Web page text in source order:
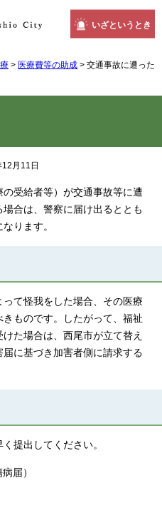
いざというとき
> 医療費等の助成 > 交通事故に遭った
月11日
受給者等）が交通事故等に遭
合は、警察に届け出るととも
ります。
て怪我をした場合、その医療
ものです。したがって、福祉
た場合は、西尾市が立て替え
に基づき加害者側に請求する
提出してください。
届）